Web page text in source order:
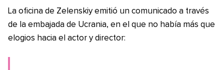
La oficina de Zelenskiy emitió un comunicado a través
de la embajada de Ucrania, en el que no había más que
elogios hacia el actor y director: